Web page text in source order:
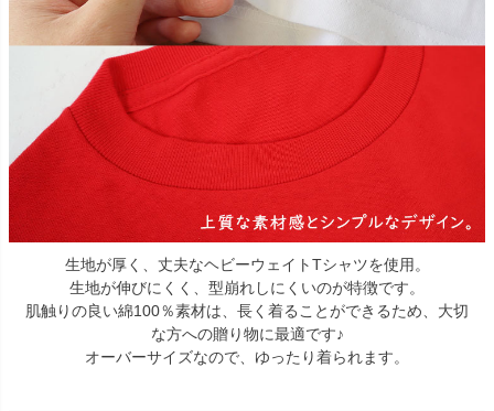
生地が厚く、丈夫なヘビーウェイトTシャツを使用。
生地が伸びにくく、型崩れしにくいのが特徴です。
肌触りの良い綿100％素材は、長く着ることができるため、大切
な方への贈り物に最適です♪
オーバーサイズなので、ゆったり着られます。